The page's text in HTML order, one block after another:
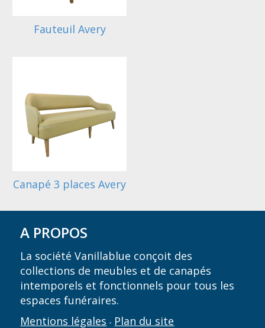
Fauteuil Avery
Canapé 3 places Avery
A PROPOS
La société Vanillablue conçoit des
collections de meubles et de canapés
intemporels et fonctionnels pour tous les
espaces funéraires.
Mentions légales - Plan du site